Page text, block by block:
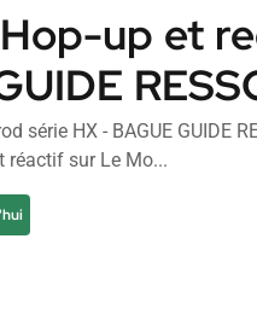
up et
série HX - BAGUE GUIDE
réactif sur Le Mo...